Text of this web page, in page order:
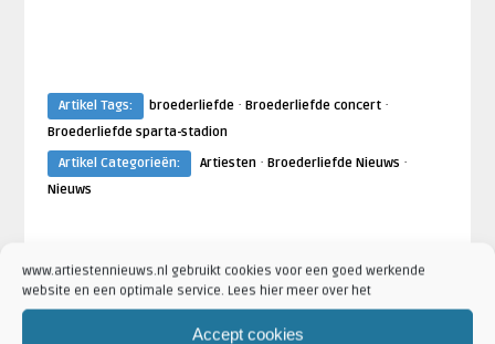
www.artiestennieuws.nl gebruikt cookies voor een goed werkende
website en een optimale service. Lees hier meer over het
Accept cookies
Artikel Tags: broederliefde· Broederliefde concert·
Broederliefde sparta-stadion
Artikel Categorieën:
Artiesten· Broederliefde Nieuws ·
Nieuws
AANKONDIGINGEN